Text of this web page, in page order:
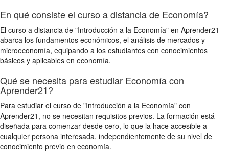
En qué consiste el curso a distancia de Economía?
El curso a distancia de "Introducción a la Economía" en Aprender21
abarca los fundamentos económicos, el análisis de mercados y
microeconomía, equipando a los estudiantes con conocimientos
básicos y aplicables en economía.
Qué se necesita para estudiar Economía con
Aprender21?
Para estudiar el curso de "Introducción a la Economía" con
Aprender21, no se necesitan requisitos previos. La formación está
diseñada para comenzar desde cero, lo que la hace accesible a
cualquier persona interesada, independientemente de su nivel de
conocimiento previo en economía.